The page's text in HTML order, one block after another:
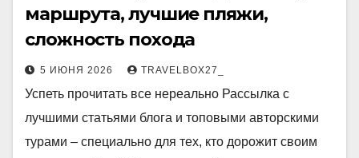
маршрута, лучшие пляжи,
сложность похода
5 ИЮНЯ 2026 TRAVELBOX27_
Успеть прочитать все нереально Рассылка с
лучшими статьями блога и топовыми авторскими
турами – специально для тех, кто дорожит своим